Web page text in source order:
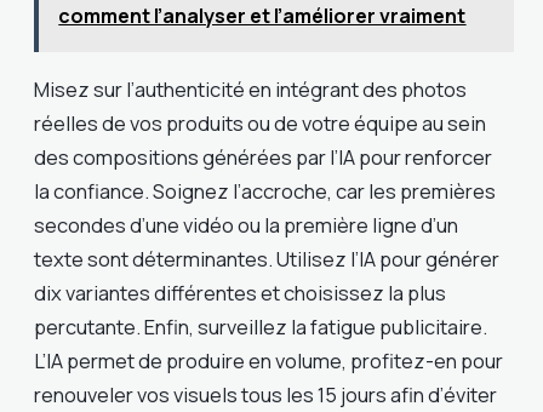
comment l’analyser et l’améliorer vraiment
Misez sur l’authenticité en intégrant des photos
réelles de vos produits ou de votre équipe au sein
des compositions générées par l’IA pour renforcer
la confiance. Soignez l’accroche, car les premières
secondes d’une vidéo ou la première ligne d’un
texte sont déterminantes. Utilisez l’IA pour générer
dix variantes différentes et choisissez la plus
percutante. Enfin, surveillez la fatigue publicitaire.
L’IA permet de produire en volume, profitez-en pour
renouveler vos visuels tous les 15 jours afin d’éviter